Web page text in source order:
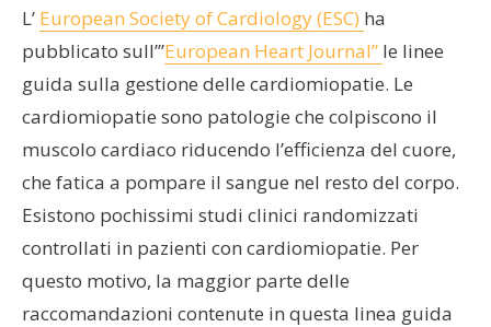
L’ European Society of Cardiology (ESC) ha
pubblicato sull’”European Heart Journal” le linee
guida sulla gestione delle cardiomiopatie. Le
cardiomiopatie sono patologie che colpiscono il
muscolo cardiaco riducendo l’efficienza del cuore,
che fatica a pompare il sangue nel resto del corpo.
Esistono pochissimi studi clinici randomizzati
controllati in pazienti con cardiomiopatie. Per
questo motivo, la maggior parte delle
raccomandazioni contenute in questa linea guida